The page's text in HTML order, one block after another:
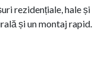
rezidențiale, hale și
și un montaj rapid.